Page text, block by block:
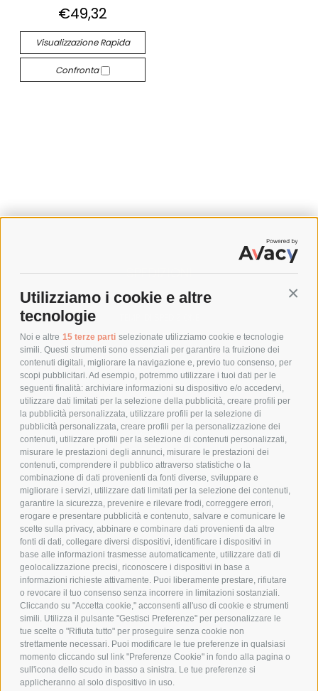
Utilizziamo i cookie e altre
tecnologie
Noi e altre 15 terze parti selezionate utilizziamo cookie e tecnologie
simili. Questi strumenti sono essenziali per garantire la fruizione dei
contenuti digitali, migliorare la navigazione e, previo tuo consenso, per
scopi pubblicitari. Ad esempio, potremmo utilizzare i tuoi dati per le
seguenti finalità: archiviare informazioni su dispositivo e/o accedervi,
utilizzare dati limitati per la selezione della pubblicità, creare profili per
la pubblicità personalizzata, utilizzare profili per la selezione di
pubblicità personalizzata, creare profili per la personalizzazione dei
contenuti, utilizzare profili per la selezione di contenuti personalizzati,
misurare le prestazioni degli annunci, misurare le prestazioni dei
contenuti, comprendere il pubblico attraverso statistiche o la
combinazione di dati provenienti da fonti diverse, sviluppare e
migliorare i servizi, utilizzare dati limitati per la selezione dei contenuti,
garantire la sicurezza, prevenire e rilevare frodi, correggere errori,
erogare e presentare pubblicità e contenuto, salvare e comunicare le
scelte sulla privacy, abbinare e combinare dati provenienti da altre
fonti di dati, collegare diversi dispositivi, identificare i dispositivi in
base alle informazioni trasmesse automaticamente, utilizzare dati di
geolocalizzazione precisi, riconoscere i dispositivi in base a
informazioni richieste attivamente. Puoi liberamente prestare, rifiutare
o revocare il tuo consenso senza incorrere in limitazioni sostanziali.
Cliccando su "Accetta cookie," acconsenti all'uso di cookie e strumenti
simili. Utilizza il pulsante "Gestisci Preferenze" per personalizzare le
tue scelte o "Rifiuta tutto" per proseguire senza cookie non
strettamente necessari. Puoi modificare le tue preferenze in qualsiasi
momento cliccando sul link "Preferenze Cookie" in fondo alla pagina o
sull'icona dello scudo in basso a sinistra. Le tue preferenze si
applicheranno al solo dispositivo in uso.
€49,32
Visualizzazione Rapida
Confronta
SPEDIZIONI
COSTI DI SPEDIZIONE
POLITICA DI RESO
POLICY
PRIVACY POLICY
COOKIE POLICY
PAGAMENTI SICURI
AZIENDA
CHI SIAMO
MARCHI TRATTATI
CONDOMINI
Bonifico
Bancario